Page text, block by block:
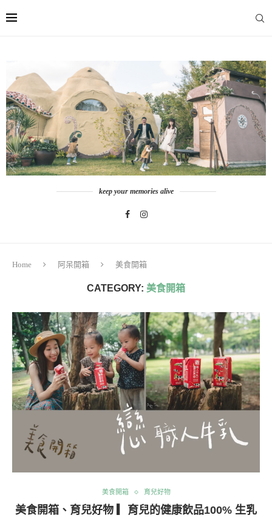
keep your memories alive
Home 阿呆開箱 美食開箱
CATEGORY: 美食開箱
美食開箱 育兒好物
美食開箱、育兒好物 ▎育兒的健康飲品100% 生乳